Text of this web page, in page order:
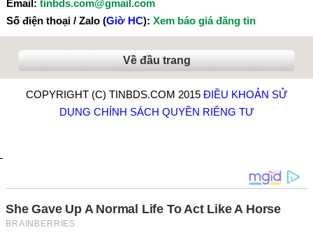
Email: tinbds.com@gmail.com
Số điện thoại / Zalo (Giờ HC): Xem báo giá đăng tin
Về đầu trang
COPYRIGHT (C) TINBDS.COM 2015 ĐIỀU KHOẢN SỬ
DỤNG CHÍNH SÁCH QUYỀN RIÊNG TƯ